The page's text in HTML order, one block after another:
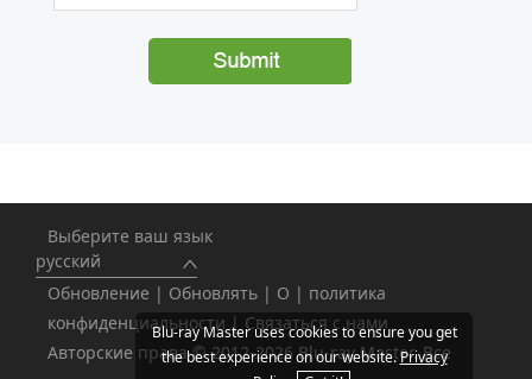
Обновление | Обновлять| О | политика
конфиденциальности | Связаться с нами
Авторские права © 2012-2026 Blu-ray Master. Все
Выберите ваш язык
русский
Blu-ray Master uses cookies to ensure you get
the best experience on our website.Privacy